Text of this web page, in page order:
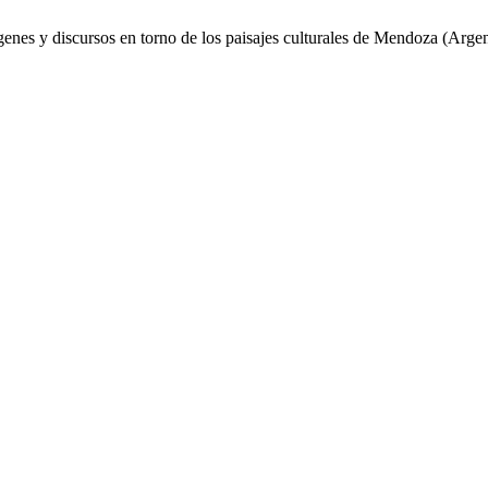
y discursos en torno de los paisajes culturales de Mendoza